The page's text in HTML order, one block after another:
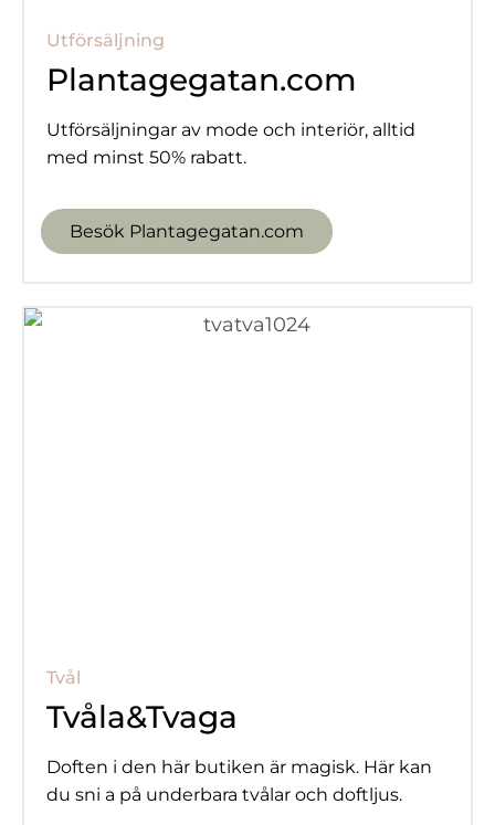
Utförsäljning
Plantagegatan.com
Utförsäljningar av mode och interiör, alltid
med minst 50% rabatt.
Besök Plantagegatan.com
Tvål
Tvåla&Tvaga
Doften i den här butiken är magisk. Här kan
du sni a på underbara tvålar och doftljus.